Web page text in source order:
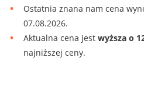
Ostatnia znana nam cena
07.08.2026.
Aktualna cena jest wyższa o
najniższej ceny.